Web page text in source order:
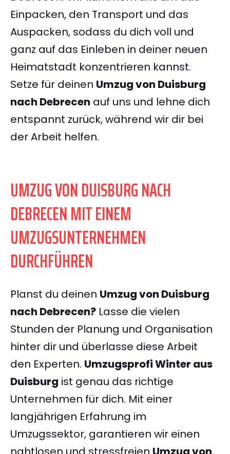
Einpacken, den Transport und das
Auspacken, sodass du dich voll und
ganz auf das Einleben in deiner neuen
Heimatstadt konzentrieren kannst.
Setze für deinen Umzug von Duisburg
nach Debrecen auf uns und lehne dich
entspannt zurück, während wir dir bei
der Arbeit helfen.
UMZUG VON DUISBURG NACH
DEBRECEN MIT EINEM
UMZUGSUNTERNEHMEN
DURCHFÜHREN
Planst du deinen Umzug von Duisburg
nach Debrecen? Lasse die vielen
Stunden der Planung und Organisation
hinter dir und überlasse diese Arbeit
den Experten. Umzugsprofi Winter aus
Duisburg ist genau das richtige
Unternehmen für dich. Mit einer
langjährigen Erfahrung im
Umzugssektor, garantieren wir einen